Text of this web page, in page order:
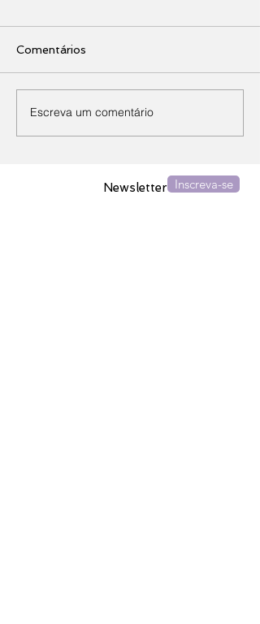
Comentários
Escreva um comentário
Inscreva-se
Newsletter